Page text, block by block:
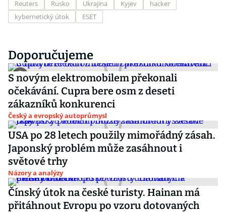
Reuters Rusko Ukrajina Kyjev
hacker
kybernetický útok
ESET
Doporučujeme
S novým elektromobilem překonali
očekávání. Cupra bere osm z deseti
zákazníků konkurenci
Český a evropský autoprůmysl
USA po 28 letech použily mimořádný zásah.
Japonský problém může zasáhnout i
světové trhy
Názory a analýzy
Čínský útok na české turisty. Hainan má
přitáhnout Evropu po vzoru dotovaných